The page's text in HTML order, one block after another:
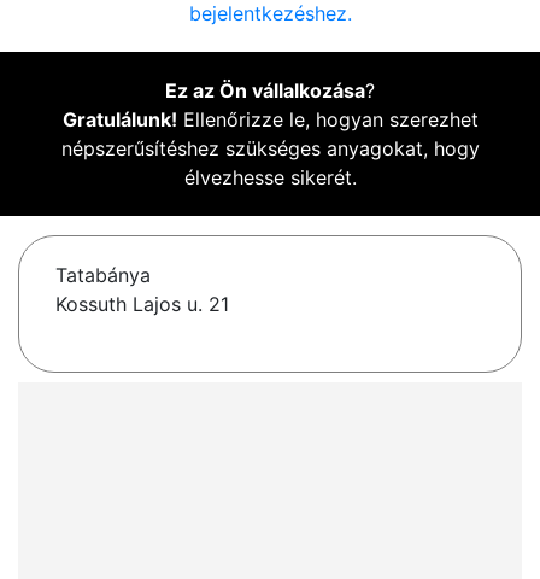
bejelentkezéshez.
Ez az Ön vállalkozása?
Gratulálunk! Ellenőrizze le, hogyan szerezhet
népszerűsítéshez szükséges anyagokat, hogy
élvezhesse sikerét.
Tatabánya
Kossuth Lajos u. 21